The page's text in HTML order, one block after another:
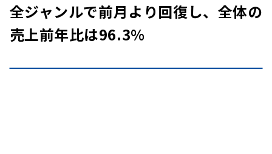
全ジャンルで前月より回復し、全体の
売上前年比は96.3%